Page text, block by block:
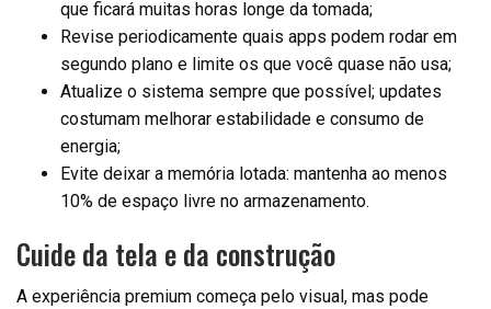
que ficará muitas horas longe da tomada;
Revise periodicamente quais apps podem rodar em
segundo plano e limite os que você quase não usa;
Atualize o sistema sempre que possível; updates
costumam melhorar estabilidade e consumo de
energia;
Evite deixar a memória lotada: mantenha ao menos
10% de espaço livre no armazenamento.
Cuide da tela e da construção
A experiência premium começa pelo visual, mas pode